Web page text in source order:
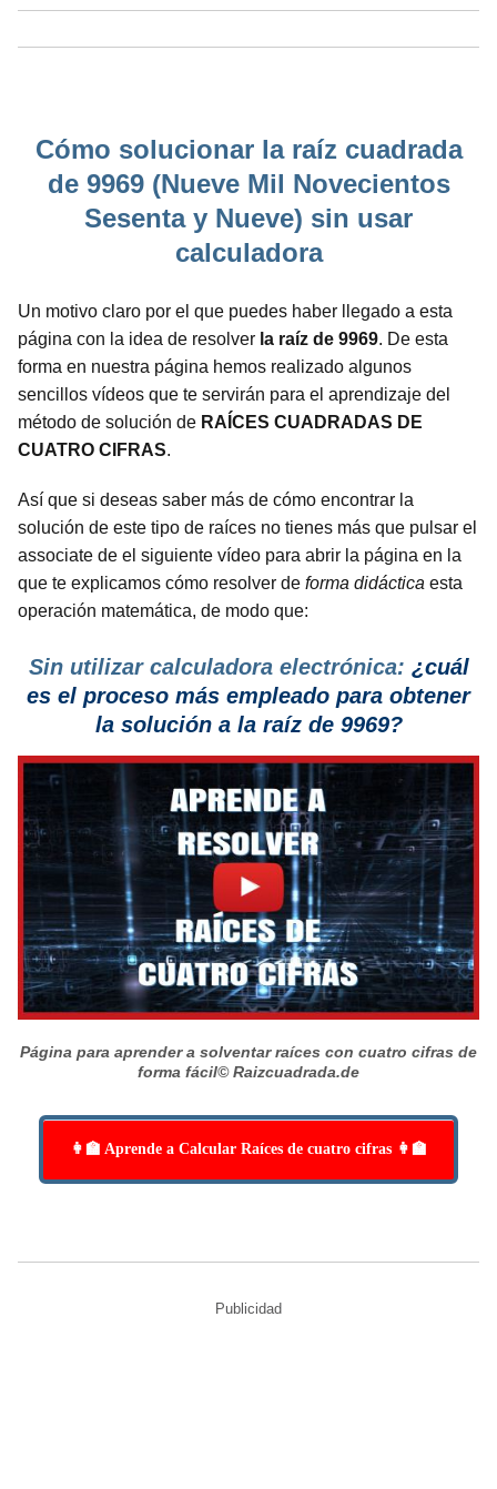
Cómo solucionar la raíz cuadrada
de 9969 (Nueve Mil Novecientos
Sesenta y Nueve) sin usar
calculadora
Un motivo claro por el que puedes haber llegado a esta
página con la idea de resolver la raíz de 9969. De esta
forma en nuestra página hemos realizado algunos
sencillos vídeos que te servirán para el aprendizaje del
método de solución de RAÍCES CUADRADAS DE
CUATRO CIFRAS.
Así que si deseas saber más de cómo encontrar la
solución de este tipo de raíces no tienes más que pulsar el
associate de el siguiente vídeo para abrir la página en la
que te explicamos cómo resolver de forma didáctica esta
operación matemática, de modo que:
Sin utilizar calculadora electrónica: ¿cuál
es el proceso más empleado para obtener
la solución a la raíz de 9969?
Página para aprender a solventar raíces con cuatro cifras de
forma fácil© Raizcuadrada.de
👩‍🏫 Aprende a Calcular Raíces de cuatro cifras 👩‍🏫
Publicidad